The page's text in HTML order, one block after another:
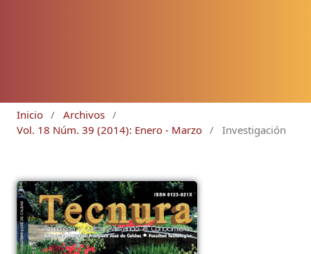
Inicio / Archivos /
Vol. 18 Núm. 39 (2014): Enero - Marzo / Investigación